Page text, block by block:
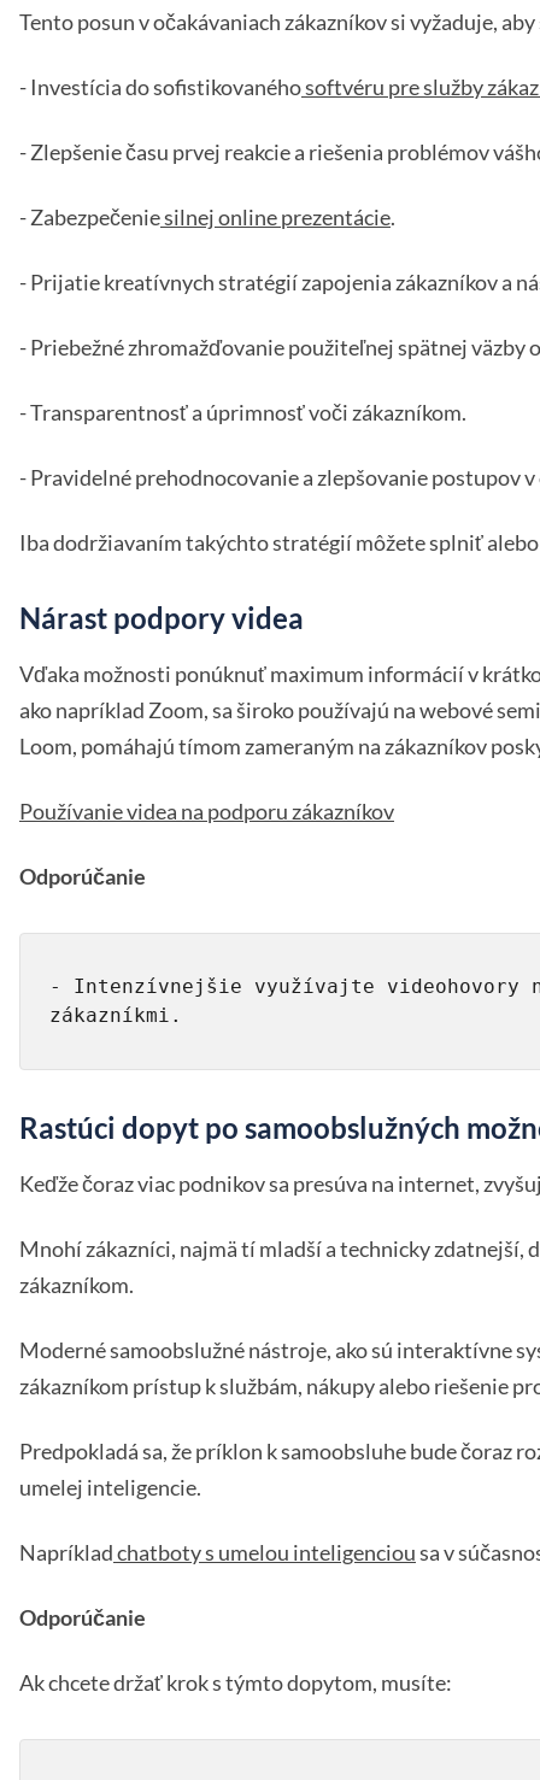
Tento posun v očakávaniach zákazníkov si vyžaduje,
- Investícia do sofistikovanéhosoftvéru pre služby
- Zlepšenie času prvej reakcie a riešenia problémov
- Zabezpečeniesilnej online prezentácie.
- Prijatie kreatívnych stratégií zapojenia zákazníkov a
- Priebežné zhromažďovanie použiteľnej spätnej väzby
- Transparentnosť a úprimnosť voči zákazníkom.
- Pravidelné prehodnocovanie a zlepšovanie postupov
Iba dodržiavaním takýchto stratégií môžete splniť
Nárast podpory videa
Vďaka možnosti ponúknuť maximum informácií v
ako napríklad Zoom, sa široko používajú na webové
Loom, pomáhajú tímom zameraným na zákazníkov
Používanie videa na podporu zákazníkov
Odporúčanie
- Intenzívnejšie využívajte videohovory
zákazníkmi.
Rastúci dopyt po samoobslužných
Keďže čoraz viac podnikov sa presúva na internet,
Mnohí zákazníci, najmä tí mladší a technicky
zákazníkom.
Moderné samoobslužné nástroje, ako sú interaktívne
zákazníkom prístup k službám, nákupy alebo riešenie
Predpokladá sa, že príklon k samoobsluhe bude čoraz
umelej inteligencie.
Napríkladchatboty s umelou inteligenciousa v
Odporúčanie
Ak chcete držať krok s týmto dopytom, musíte: